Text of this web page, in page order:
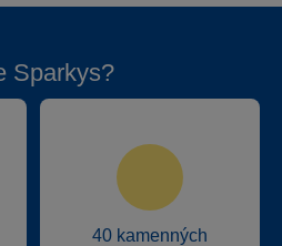
Sparkys?
40 kamenných